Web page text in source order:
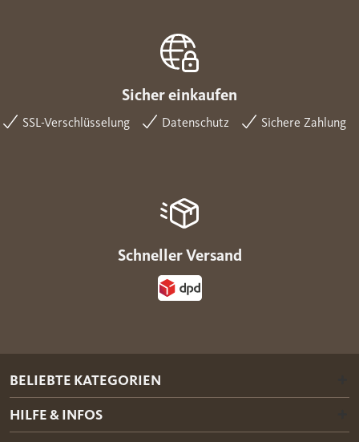
Sicher einkaufen
SSL-Verschlüsselung Datenschutz Sichere Zahlung
Schneller Versand
BELIEBTE KATEGORIEN
HILFE & INFOS